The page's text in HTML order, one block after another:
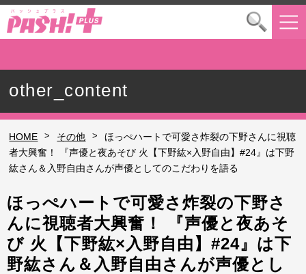
other_content
HOME > その他 >
ほっぺハートで可愛さ炸裂の下野さんに視聴
者大興奮！ 『声優と夜あそび 火【下野紘×入野自由】#24』は下野
紘さん＆入野自由さんが声優としてのこだわりを語る
ほっぺハートで可愛さ炸裂の下野さ
んに視聴者大興奮！ 『声優と夜あそ
び 火【下野紘×入野自由】#24』は下
野紘さん＆入野自由さんが声優とし